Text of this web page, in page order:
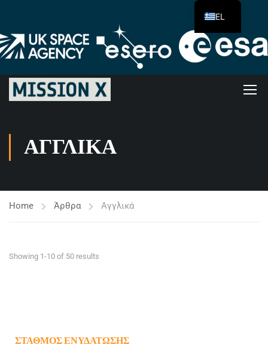
ΑΓΓΛΙΚΆ
Home Άρθρα Αγγλικά
Showing 1-10 of 50 results
ΣΤΑΘΜΌΣ ΕΝΥΔΆΤΩΣΗΣ
EL